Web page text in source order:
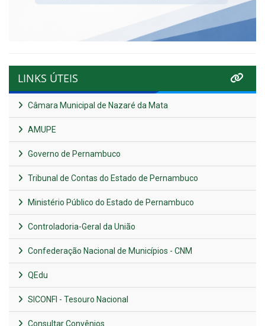
LINKS ÚTEIS
Câmara Municipal de Nazaré da Mata
AMUPE
Governo de Pernambuco
Tribunal de Contas do Estado de Pernambuco
Ministério Público do Estado de Pernambuco
Controladoria-Geral da União
Confederação Nacional de Municípios - CNM
QEdu
SICONFI - Tesouro Nacional
Consultar Convênios